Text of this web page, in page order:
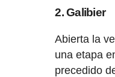
2. Galibier
Abierta la
una etapa
precedido